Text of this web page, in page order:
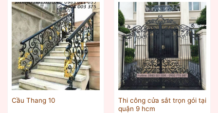
Cầu Thang 10
Thi công cửa sắt trọn gói tại
quận 9 hcm